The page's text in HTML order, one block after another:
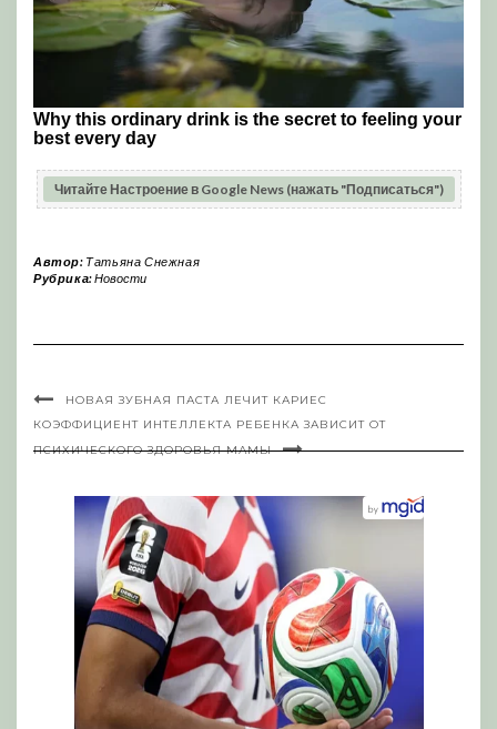
Читайте Настроение в Google News (нажать "Подписаться")
Автор: Татьяна Снежная
Рубрика:Новости
НОВАЯ ЗУБНАЯ ПАСТА ЛЕЧИТ КАРИЕС
КОЭФФИЦИЕНТ ИНТЕЛЛЕКТА РЕБЕНКА ЗАВИСИТ ОТ
ПСИХИЧЕСКОГО ЗДОРОВЬЯ МАМЫ